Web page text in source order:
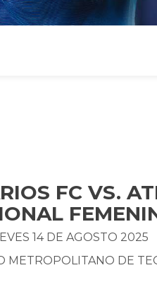
FC VS.
14 DE AGOSTO 2025
METROPOLITANO DE